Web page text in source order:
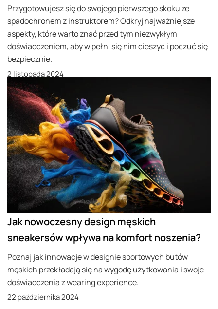
Przygotowujesz się do swojego pierwszego skoku ze
spadochronem z instruktorem? Odkryj najważniejsze
aspekty, które warto znać przed tym niezwykłym
doświadczeniem, aby w pełni się nim cieszyć i poczuć się
bezpiecznie.
2 listopada 2024
Jak nowoczesny design męskich
sneakersów wpływa na komfort noszenia?
Poznaj jak innowacje w designie sportowych butów
męskich przekładają się na wygodę użytkowania i swoje
doświadczenia z wearing experience.
22 października 2024